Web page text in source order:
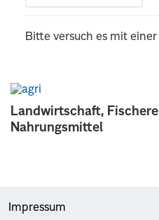
Landwirtschaft,
Nahrungsmittel
Bitte versuch es mit
Impressum